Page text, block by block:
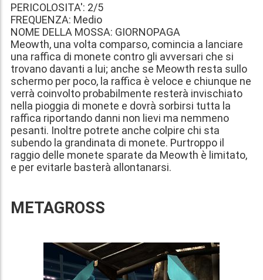
PERICOLOSITA': 2/5
FREQUENZA: Medio
NOME DELLA MOSSA: GIORNOPAGA
Meowth, una volta comparso, comincia a lanciare
una raffica di monete contro gli avversari che si
trovano davanti a lui; anche se Meowth resta sullo
schermo per poco, la raffica è veloce e chiunque ne
verrà coinvolto probabilmente resterà invischiato
nella pioggia di monete e dovrà sorbirsi tutta la
raffica riportando danni non lievi ma nemmeno
pesanti. Inoltre potrete anche colpire chi sta
subendo la grandinata di monete. Purtroppo il
raggio delle monete sparate da Meowth è limitato,
e per evitarle basterà allontanarsi.
METAGROSS